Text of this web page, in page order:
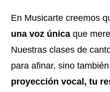
En Musicarte creemos
una voz única que
Nuestras clases de
para afinar, sino
proyección vocal, tu